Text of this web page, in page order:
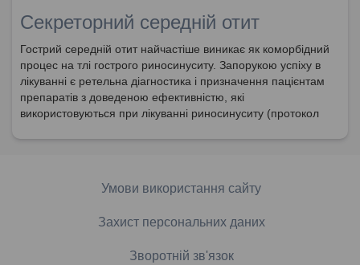
Секреторний середній отит
Гострий середній отит найчастіше виникає як коморбідний
процес на тлі гострого риносинуситу. Запорукою успіху в
лікуванні є ретельна діагностика і призначення пацієнтам
препаратів з доведеною ефективністю, які
використовуються при лікуванні риносинуситу (протокол
його через кілька днів. Парацентез при гнійних отитах
Умови використання сайту
Захист персональних даних
Зворотній зв'язок